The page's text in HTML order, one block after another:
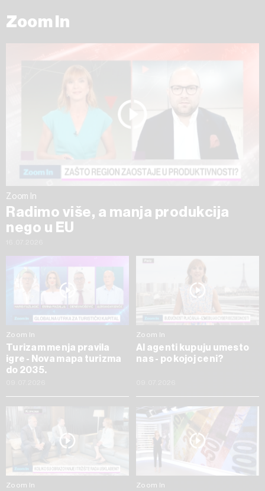
Zoom In
Zoom In
Radimo više, a manja produkcija
nego u EU
Zoom In
Turizam menja pravila
igre - Nova mapa turizma
do 2035.
Zoom In
AI agenti kupuju umesto
nas - po kojoj ceni?
Zoom In Zoom In